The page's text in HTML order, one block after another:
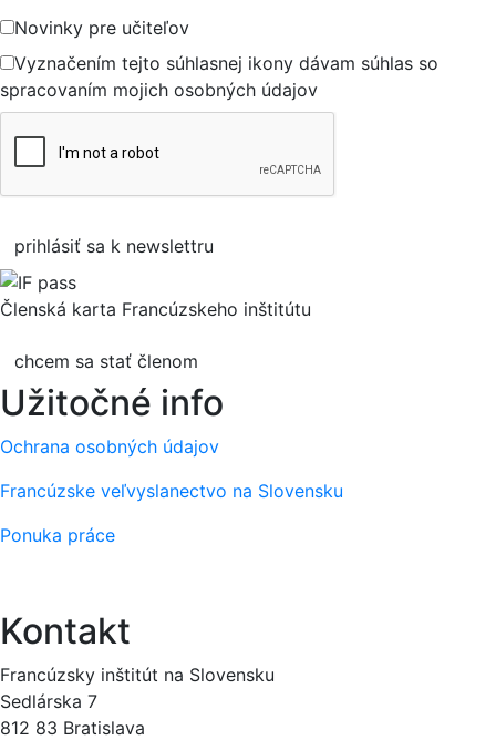
Novinky pre učiteľov
Vyznačením tejto súhlasnej ikony dávam súhlas so
spracovaním mojich osobných údajov
prihlásiť sa k newslettru
Členská karta Francúzskeho inštitútu
chcem sa stať členom
Užitočné info
Ochrana osobných údajov
Francúzske veľvyslanectvo na Slovensku
Ponuka práce
Kontakt
Francúzsky inštitút na Slovensku
Sedlárska 7
812 83 Bratislava